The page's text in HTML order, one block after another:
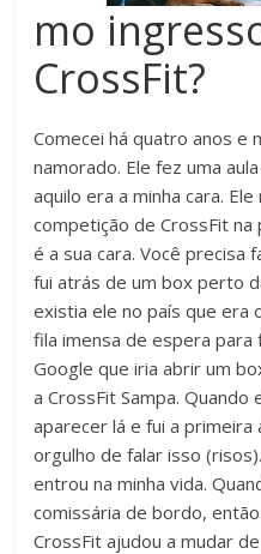
mo
CrossFit?
Comecei há quatro anos e
namorado. Ele fez uma
aquilo era a minha cara.
competição de CrossFit na
é a sua cara. Você precisa
fui atrás de um box perto
existia ele no país que era
fila imensa de espera para
Google que iria abrir um
a CrossFit Sampa. Quando
aparecer lá e fui a
orgulho de falar isso
entrou na minha vida.
comissária de bordo,
CrossFit ajudou a mudar